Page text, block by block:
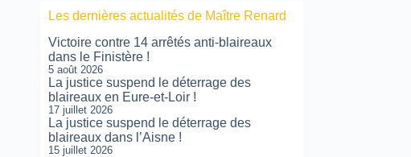
Les dernières actualités de Maître Renard
Victoire contre 14 arrêtés anti-blaireaux
dans le Finistère !
5 août 2026
La justice suspend le déterrage des
blaireaux en Eure-et-Loir !
17 juillet 2026
La justice suspend le déterrage des
blaireaux dans l’Aisne !
15 juillet 2026